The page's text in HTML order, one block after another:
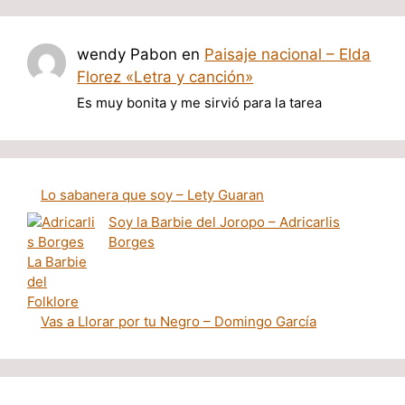
wendy Pabon en Paisaje nacional – Elda
Florez «Letra y canción»
Es muy bonita y me sirvió para la tarea
Lo sabanera que soy – Lety Guaran
Soy la Barbie del Joropo – Adricarlis
Borges
Vas a Llorar por tu Negro – Domingo García